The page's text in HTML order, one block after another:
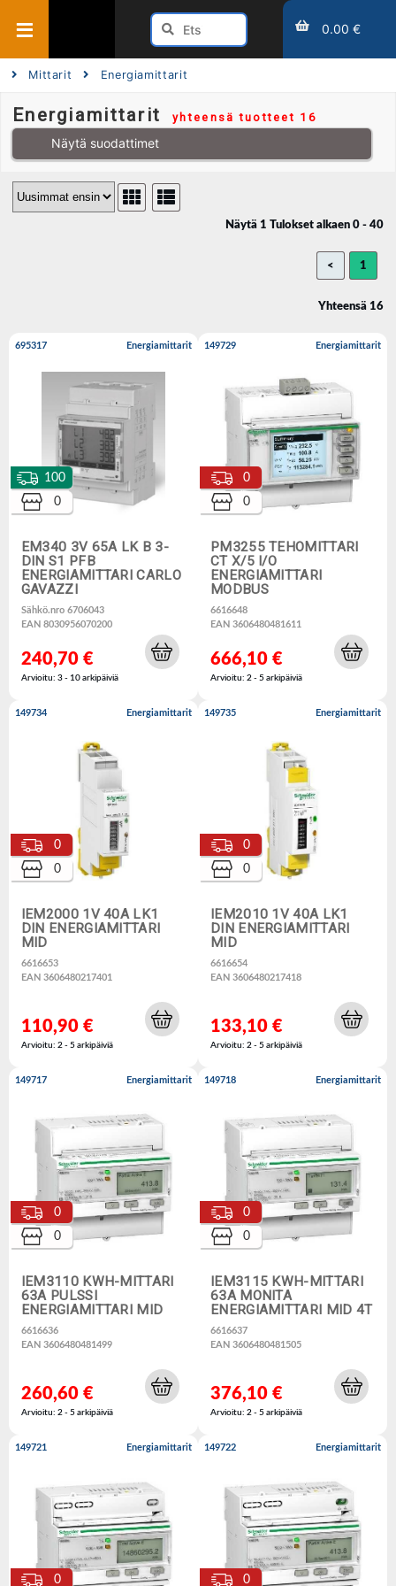
0.00 €
Mittarit Energiamittarit
Energiamittarit yhteensä tuotteet 16
Näytä suodattimet
Näytä 1 Tulokset alkaen 0 - 40
< 1
Yhteensä 16
695317 Energiamittarit
EM340 3V 65A LK B 3-
DIN S1 PFB
ENERGIAMITTARI CARLO
GAVAZZI
Sähkö.nro 6706043
EAN 8030956070200
100
0
240,70 €
Arvioitu: 3 - 10 arkipäiviä
149729 Energiamittarit
PM3255 TEHOMITTARI
CT X/5 I/O
ENERGIAMITTARI
MODBUS
6616648
EAN 3606480481611
0
0
666,10 €
Arvioitu: 2 - 5 arkipäiviä
149734 Energiamittarit
IEM2000 1V 40A LK1
DIN ENERGIAMITTARI
MID
6616653
EAN 3606480217401
0
0
110,90 €
Arvioitu: 2 - 5 arkipäiviä
149735 Energiamittarit
IEM2010 1V 40A LK1
DIN ENERGIAMITTARI
MID
6616654
EAN 3606480217418
0
0
133,10 €
Arvioitu: 2 - 5 arkipäiviä
149717 Energiamittarit
IEM3110 KWH-MITTARI
63A PULSSI
ENERGIAMITTARI MID
6616636
EAN 3606480481499
0
0
260,60 €
Arvioitu: 2 - 5 arkipäiviä
149718 Energiamittarit
IEM3115 KWH-MITTARI
63A MONITA
ENERGIAMITTARI MID 4T
6616637
EAN 3606480481505
0
0
376,10 €
Arvioitu: 2 - 5 arkipäiviä
149721 Energiamittarit
0
149722 Energiamittarit
0